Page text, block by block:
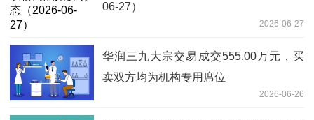
06-27）
2026-06-27
华润三九大宗交易成交555.00万元，买
卖双方均为机构专用席位
2026-06-26